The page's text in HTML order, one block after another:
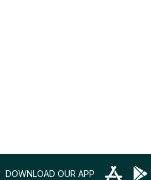
DOWNLOAD OUR APP